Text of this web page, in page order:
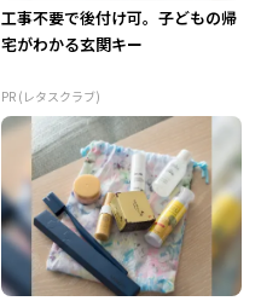
工事不要で後付け可。子どもの帰
宅がわかる玄関キー
PR (レタスクラブ)